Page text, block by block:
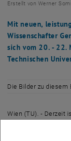
Erstellt von Werner
Mit neuen,
Wissenschafter
sich vom 20. - 22.
Technischen
Die Bilder zu diesem
Wien (TU). - Derzeit